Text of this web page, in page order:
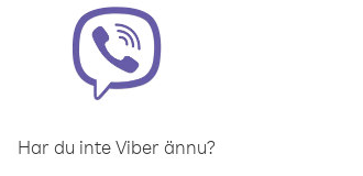
Har du inte Viber ännu?